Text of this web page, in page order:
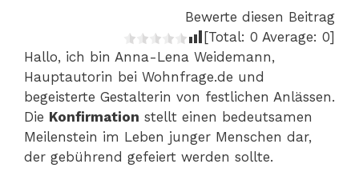
Bewerte diesen Beitrag
[Total: 0 Average: 0]
Hallo, ich bin Anna-Lena Weidemann,
Hauptautorin bei Wohnfrage.de und
begeisterte Gestalterin von festlichen Anlässen.
Die Konfirmation stellt einen bedeutsamen
Meilenstein im Leben junger Menschen dar,
der gebührend gefeiert werden sollte.